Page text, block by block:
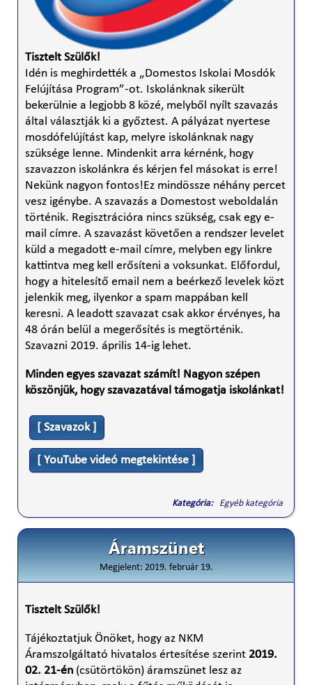
Tisztelt Szülők!
Idén is meghirdették a „Domestos Iskolai Mosdók
Felújítása Program”-ot. Iskolánknak sikerült
bekerülnie a legjobb 8 közé, melyből nyílt szavazás
által választják ki a győztest. A pályázat nyertese
mosdófelújítást kap, melyre iskolánknak nagy
szüksége lenne. Mindenkit arra kérnénk, hogy
szavazzon iskolánkra és kérjen fel másokat is erre!
Nekünk nagyon fontos!Ez mindössze néhány percet
vesz igénybe. A szavazás a Domestost weboldalán
történik. Regisztrációra nincs szükség, csak egy e-
mail címre. A szavazást követően a rendszer levelet
küld a megadott e-mail címre, melyben egy linkre
kattintva meg kell erősíteni a voksunkat. Előfordul,
hogy a hitelesítő email nem a beérkező levelek közt
jelenkik meg, ilyenkor a spam mappában kell
keresni. A leadott szavazat csak akkor érvényes, ha
48 órán belül a megerősítés is megtörténik.
Szavazni 2019. április 14-ig lehet.
Minden egyes szavazat számít! Nagyon szépen
köszönjük, hogy szavazatával támogatja iskolánkat!
[ Szavazok ]
[ YouTube videó megtekintése ]
Kategória: Egyéb kategória
Áramszünet
Megjelent: 2019. február 19.
Tisztelt Szülők!
Tájékoztatjuk Önöket, hogy az NKM
Áramszolgáltató hivatalos értesítése szerint 2019.
02. 21-én (csütörtökön) áramszünet lesz az